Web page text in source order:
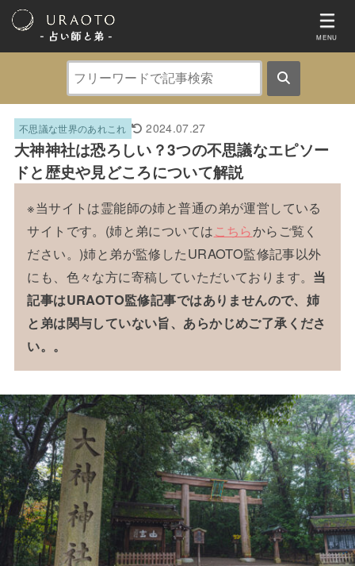
- 占い師と弟 ‐ MENU
不思議な世界のあれこれ 2024.07.27
大神神社は恐ろしい？3つの不思議なエピソー
ドと歴史や見どころについて解説
※当サイトは霊能師の姉と普通の弟が運営している
サイトです。(姉と弟についてはこちらからご覧く
ださい。)姉と弟が監修したURAOTO監修記事以外
にも、色々な方に寄稿していただいております。 当
記事はURAOTO監修記事ではありませんので、姉
と弟は関与していない旨、あらかじめご了承くださ
い。。